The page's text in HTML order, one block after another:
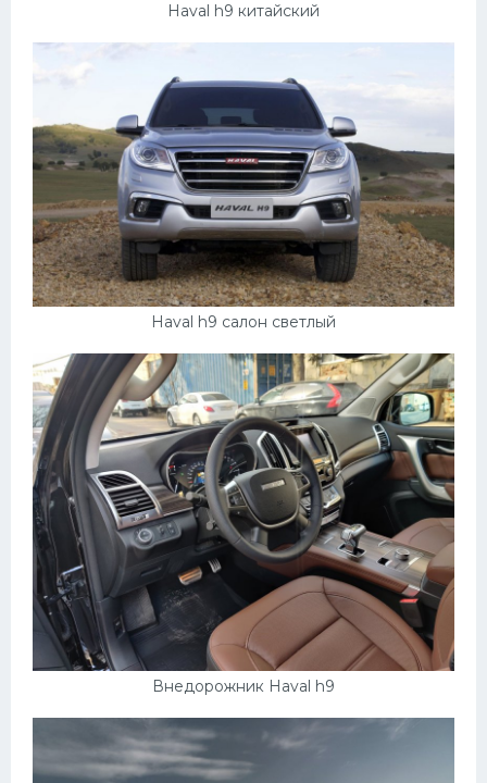
Haval h9 китайский
Haval h9 салон светлый
Внедорожник Haval h9